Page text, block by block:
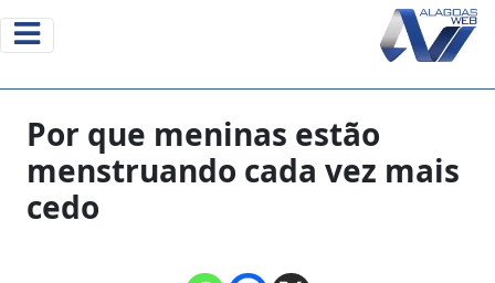
Por que meninas estão
menstruando cada vez mais
cedo